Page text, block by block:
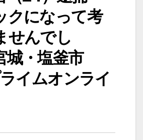
クになって考
せんでし
・塩釜市
イムオンライ